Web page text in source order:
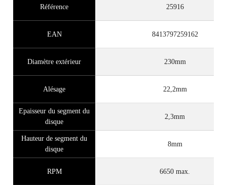
Référence 25916
EAN 8413797259162
Diamètre extérieur 230mm
Alésage 22,2mm
Epaisseur du segment du
disque
2,3mm
Hauteur de segment du
disque
8mm
RPM 6650 max.